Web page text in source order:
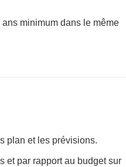
minimum dans le même
plan et les prévisions.
et par rapport au budget sur